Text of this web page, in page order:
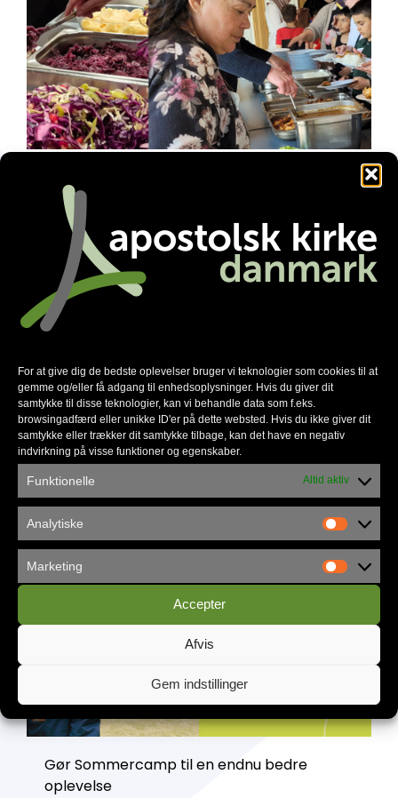
For at give dig de bedste oplevelser bruger vi teknologier som cookies til at
gemme og/eller få adgang til enhedsoplysninger. Hvis du giver dit
samtykke til disse teknologier, kan vi behandle data som f.eks.
browsingadfærd eller unikke ID'er på dette websted. Hvis du ikke giver dit
samtykke eller trækker dit samtykke tilbage, kan det have en negativ
indvirkning på visse funktioner og egenskaber.
Funktionelle Altid aktiv
Analytiske
Marketing
Accepter
Afvis
Gem indstillinger
Københavns Frikirke flytter ind i
Vandværket
Gør Sommercamp til en endnu bedre
oplevelse